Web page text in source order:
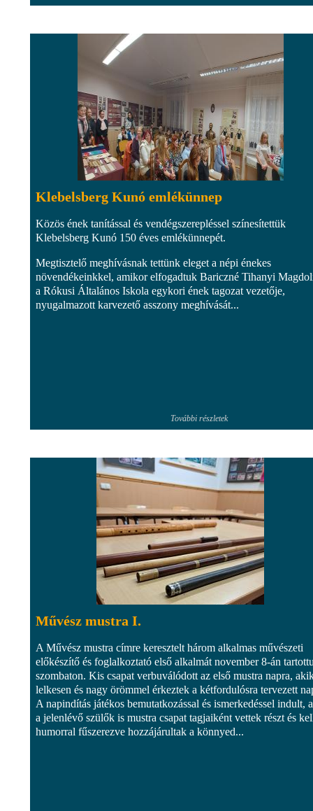
Klebelsberg Kunó emlékünnep
Közös ének tanítással és vendégszerepléssel színesítettük
Klebelsberg Kunó 150 éves emlékünnepét.
Megtisztelő meghívásnak tettünk eleget a népi énekes
növendékeinkkel, amikor elfogadtuk Bariczné Tihanyi
a Rókusi Általános Iskola egykori ének tagozat vezetője,
nyugalmazott karvezető asszony meghívását...
További részletek
Művész mustra I.
A Művész mustra címre keresztelt három alkalmas művészeti
előkészítő és foglalkoztató első alkalmát november 8-án
szombaton. Kis csapat verbuválódott az első mustra napra,
lelkesen és nagy örömmel érkeztek a kétfordulósra tervezett
A napindítás játékos bemutatkozással és ismerkedéssel indult,
a jelenlévő szülők is mustra csapat tagjaiként vettek részt és
humorral fűszerezve hozzájárultak a könnyed...